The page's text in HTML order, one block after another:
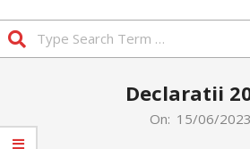
Declaratii
On: 15/06/2023